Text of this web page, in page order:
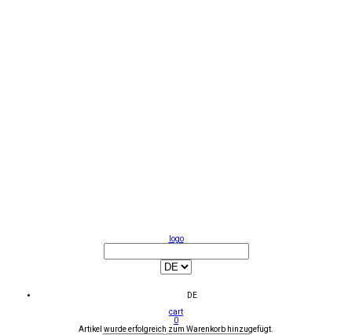
logo
DE
cart
0
Artikel wurde erfolgreich zum Warenkorb hinzugefügt.